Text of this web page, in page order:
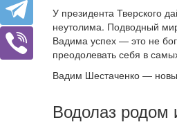
У президента Тверского
неутолима. Подводный
Вадима успех — это не
преодолевать себя в
Вадим Шестаченко —
Водолаз родом